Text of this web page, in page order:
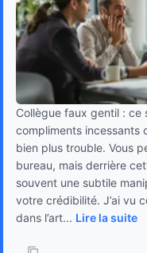
Collègue faux gentil : ce
compliments incessants
bien plus trouble. Vous
bureau, mais derrière
souvent une subtile
votre crédibilité. J’ai vu
dans l’art... Lire la suite